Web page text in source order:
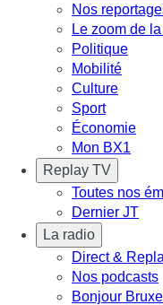
Nos
Le zoom de
Politique
Mobilité
Culture
Sport
Économie
Mon BX1
Replay TV
Toutes nos
Dernier JT
La radio
Direct &
Nos podcasts
Bonjour